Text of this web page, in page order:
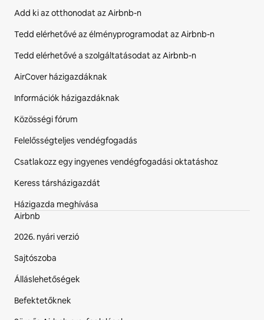
Add ki az otthonodat az Airbnb-n
Tedd elérhetővé az élményprogramodat az Airbnb-n
Tedd elérhetővé a szolgáltatásodat az Airbnb-n
AirCover házigazdáknak
Információk házigazdáknak
Közösségi fórum
Felelősségteljes vendégfogadás
Csatlakozz egy ingyenes vendégfogadási oktatáshoz
Keress társházigazdát
Házigazda meghívása
Airbnb
2026. nyári verzió
Sajtószoba
Álláslehetőségek
Befektetőknek